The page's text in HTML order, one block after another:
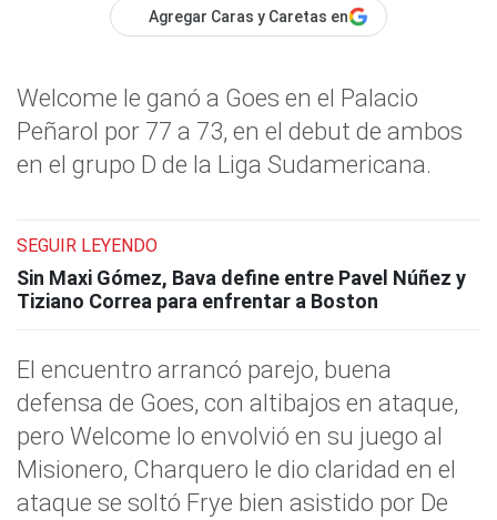
Agregar Caras y Caretas en
Welcome le ganó a Goes en el Palacio
Peñarol por 77 a 73, en el debut de ambos
en el grupo D de la Liga Sudamericana.
SEGUIR LEYENDO
Sin Maxi Gómez, Bava define entre Pavel Núñez y
Tiziano Correa para enfrentar a Boston
El encuentro arrancó parejo, buena
defensa de Goes, con altibajos en ataque,
pero Welcome lo envolvió en su juego al
Misionero, Charquero le dio claridad en el
ataque se soltó Frye bien asistido por De